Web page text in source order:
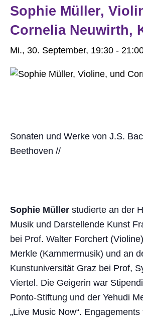
Sophie Müller,
Cornelia Neuwirth,
Mi., 30. September, 19:30 -
Sonaten und Werke von J.S.
Beethoven //
Sophie Müller studierte an der
Musik und Darstellende Kunst
bei Prof. Walter Forchert
Merkle (Kammermusik) und an
Kunstuniversität Graz bei Prof,
Viertel. Die Geigerin war
Ponto-Stiftung und der Yehudi
„Live Music Now“.